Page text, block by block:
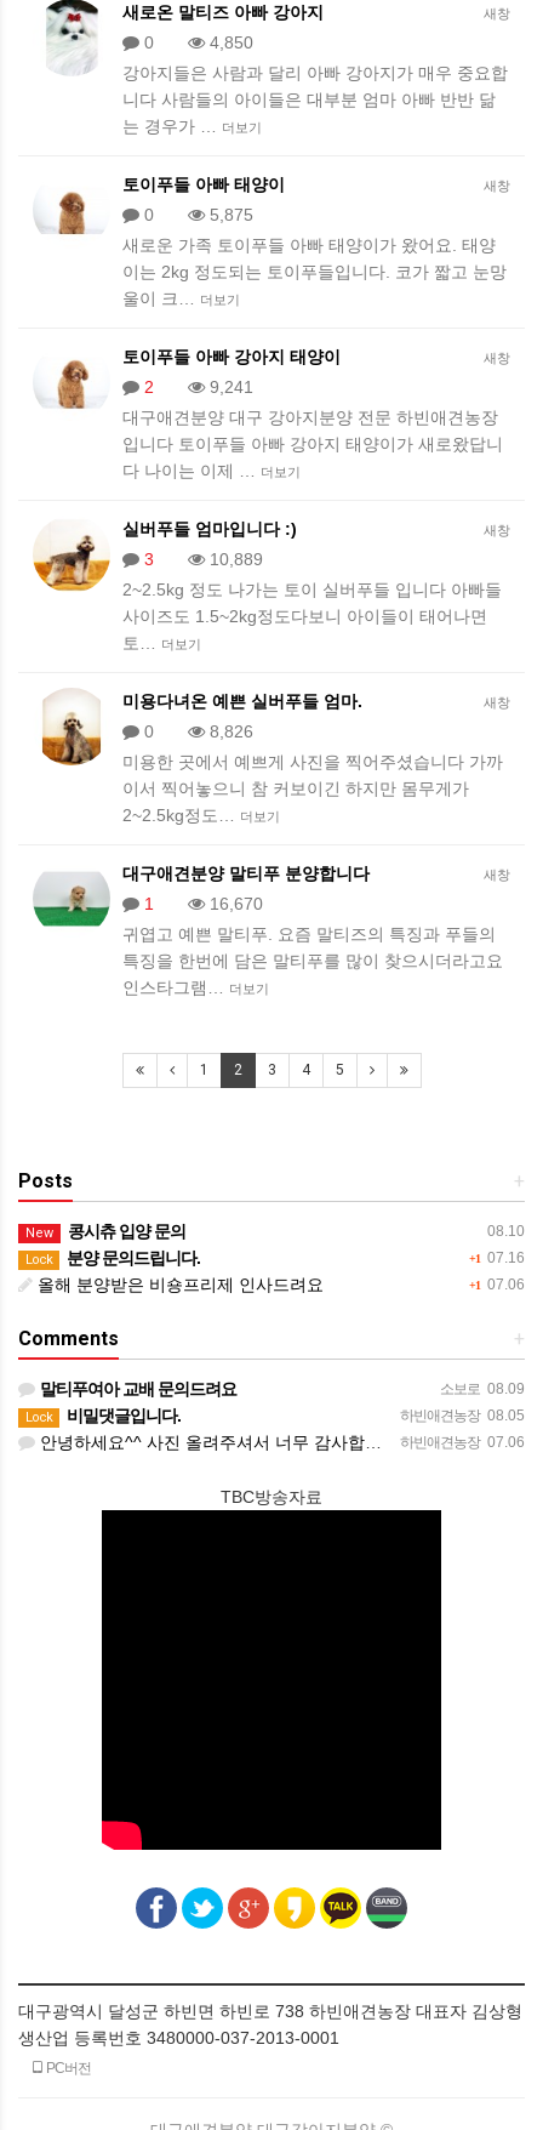
새창
새로온 말티즈 아빠 강아지
0
4,850
강아지들은 사람과 달리 아빠 강아지가 매우 중요합
니다 사람들의 아이들은 대부분 엄마 아빠 반반 닮
는 경우가 …
더보기
새창
토이푸들 아빠 태양이
0
5,875
새로운 가족 토이푸들 아빠 태양이가 왔어요. 태양
이는 2kg 정도되는 토이푸들입니다. 코가 짧고 눈망
울이 크…
더보기
새창
토이푸들 아빠 강아지 태양이
2
9,241
대구애견분양 대구 강아지분양 전문 하빈애견농장
입니다 토이푸들 아빠 강아지 태양이가 새로왔답니
다 나이는 이제 …
더보기
새창
실버푸들 엄마입니다 :)
3
10,889
2~2.5kg 정도 나가는 토이 실버푸들 입니다 아빠들
사이즈도 1.5~2kg정도다보니 아이들이 태어나면
토…
더보기
새창
미용다녀온 예쁜 실버푸들 엄마.
0
8,826
미용한 곳에서 예쁘게 사진을 찍어주셨습니다 가까
이서 찍어놓으니 참 커보이긴 하지만 몸무게가
2~2.5kg정도…
더보기
새창
대구애견분양 말티푸 분양합니다
1
16,670
귀엽고 예쁜 말티푸. 요즘 말티즈의 특징과 푸들의
특징을 한번에 담은 말티푸를 많이 찾으시더라고요
인스타그램…
더보기
1 2 3 4 5
+
Posts
08.10
New 콩시츄 입양 문의
+1 07.16
Lock 분양 문의드립니다.
+1 07.06
올해 분양받은 비숑프리제 인사드려요
+
Comments
소보로 08.09
말티푸여아 교배 문의드려요
하빈애견농장 08.05
Lock 비밀댓글입니다.
하빈애견농장 07.06
안녕하세요^^ 사진 올려주셔서 너무 감사합니다. 강아지도 너무 행복해보이네요 늘 행복하시길 바랍니다! 감사합…
TBC방송자료
대구광역시 달성군 하빈면 하빈로 738 하빈애견농장 대표자 김상형
생산업 등록번호 3480000-037-2013-0001
PC버전